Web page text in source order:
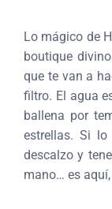
Lo mágico de
boutique
que te van a
filtro. El agua
ballena por
estrellas. Si
descalzo y
mano… es aquí,